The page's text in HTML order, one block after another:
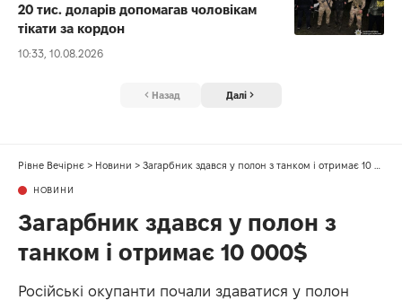
20 тис. доларів допомагав чоловікам
тікати за кордон
10:33, 10.08.2026
Назад Далі
Рівне Вечірнє > Новини > Загарбник здався у полон з танком і отримає 10 000$
НОВИНИ
Загарбник здався у полон з
танком і отримає 10 000$
Російські окупанти почали здаватися у полон